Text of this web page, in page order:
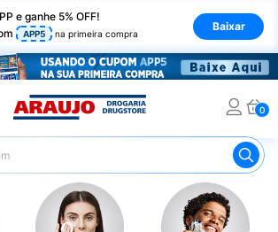
e ganhe 5% OFF!
APP5 na primeira compra
Baixar
0